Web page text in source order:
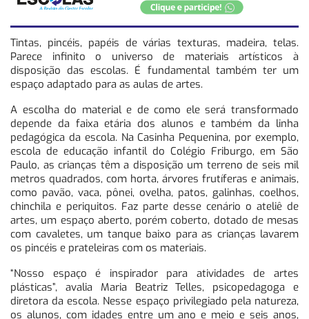
Tintas, pincéis, papéis de várias texturas, madeira, telas.
Parece infinito o universo de materiais artísticos à
disposição das escolas. É fundamental também ter um
espaço adaptado para as aulas de artes.
A escolha do material e de como ele será transformado
depende da faixa etária dos alunos e também da linha
pedagógica da escola. Na Casinha Pequenina, por exemplo,
escola de educação infantil do Colégio Friburgo, em São
Paulo, as crianças têm a disposição um terreno de seis mil
metros quadrados, com horta, árvores frutíferas e animais,
como pavão, vaca, pônei, ovelha, patos, galinhas, coelhos,
chinchila e periquitos. Faz parte desse cenário o ateliê de
artes, um espaço aberto, porém coberto, dotado de mesas
com cavaletes, um tanque baixo para as crianças lavarem
os pincéis e prateleiras com os materiais.
“Nosso espaço é inspirador para atividades de artes
plásticas”, avalia Maria Beatriz Telles, psicopedagoga e
diretora da escola. Nesse espaço privilegiado pela natureza,
os alunos, com idades entre um ano e meio e seis anos,